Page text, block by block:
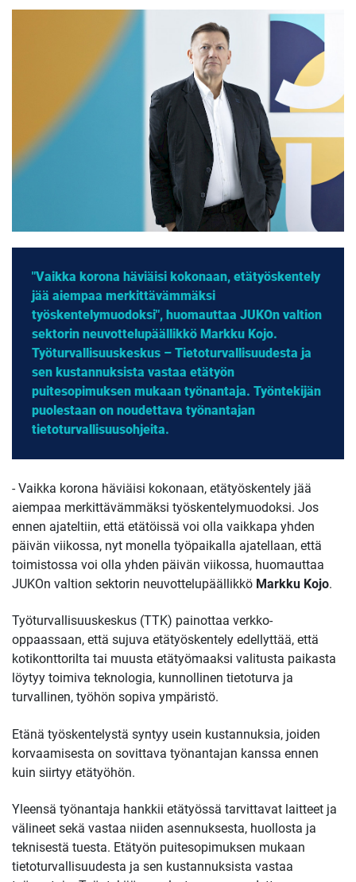
"Vaikka korona häviäisi kokonaan, etätyöskentely
jää aiempaa merkittävämmäksi
työskentelymuodoksi", huomauttaa JUKOn valtion
sektorin neuvottelupäällikkö Markku Kojo.
Työturvallisuuskeskus – Tietoturvallisuudesta ja
sen kustannuksista vastaa etätyön
puitesopimuksen mukaan työnantaja. Työntekijän
puolestaan on noudettava työnantajan
tietoturvallisuusohjeita.
- Vaikka korona häviäisi kokonaan, etätyöskentely jää
aiempaa merkittävämmäksi työskentelymuodoksi. Jos
ennen ajateltiin, että etätöissä voi olla vaikkapa yhden
päivän viikossa, nyt monella työpaikalla ajatellaan, että
toimistossa voi olla yhden päivän viikossa, huomauttaa
JUKOn valtion sektorin neuvottelupäällikkö Markku Kojo.
Työturvallisuuskeskus (TTK) painottaa verkko-
oppaassaan, että sujuva etätyöskentely edellyttää, että
kotikonttorilta tai muusta etätyömaaksi valitusta paikasta
löytyy toimiva teknologia, kunnollinen tietoturva ja
turvallinen, työhön sopiva ympäristö.
Etänä työskentelystä syntyy usein kustannuksia, joiden
korvaamisesta on sovittava työnantajan kanssa ennen
kuin siirtyy etätyöhön.
Yleensä työnantaja hankkii etätyössä tarvittavat laitteet ja
välineet sekä vastaa niiden asennuksesta, huollosta ja
teknisestä tuesta. Etätyön puitesopimuksen mukaan
tietoturvallisuudesta ja sen kustannuksista vastaa